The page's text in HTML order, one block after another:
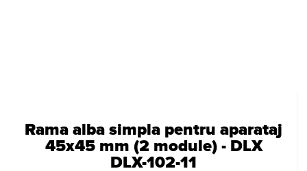
Rama alba simpla pentru aparataj
45x45 mm (2 module) - DLX
DLX-102-11